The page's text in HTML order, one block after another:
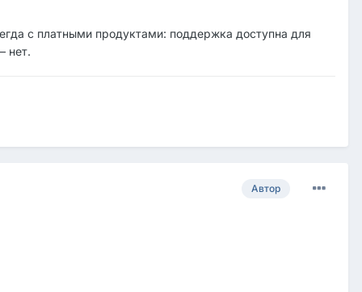
с платными продуктами: поддержка доступна для
нет.
Автор